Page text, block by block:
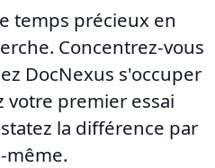
temps précieux en
Concentrez-vous
DocNexus s'occuper
votre premier essai
la différence par
même.